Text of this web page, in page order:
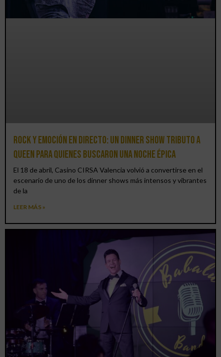
Rock y emoción en directo: un Dinner Show Tributo a
Queen para quienes buscaron una noche épica
El 18 de abril, Casino CIRSA Valencia volvió a convertirse en el
escenario de uno de los dinner shows más intensos y vibrantes
de la
LEER MÁS »